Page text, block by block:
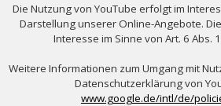
Die Nutzung von YouTube erfolgt im
Darstellung unserer Online-Angebote.
Interesse im Sinne von Art. 6 Abs.
Weitere Informationen zum Umgang mit
Datenschutzerklärung von
www.google.de/intl/de/